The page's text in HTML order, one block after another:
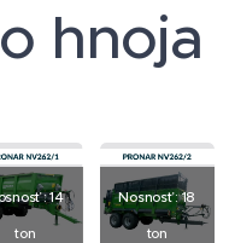
hnoja
: 14
ton
Nosnosť : 18
ton